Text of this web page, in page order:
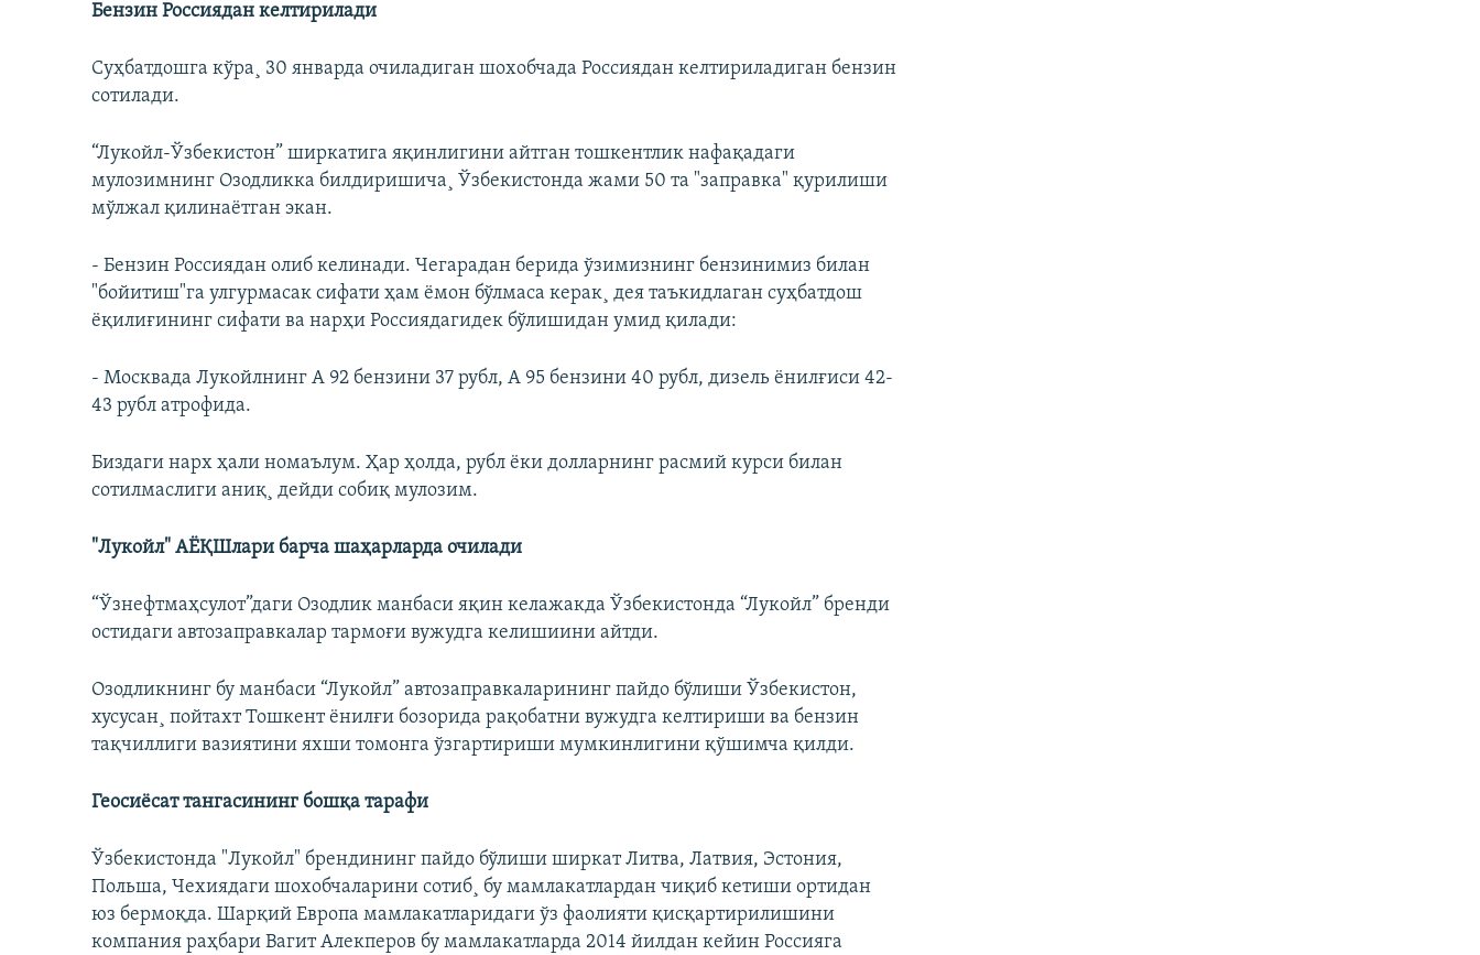
Бензин Россиядан келтирилади
Суҳбатдошга кўра¸ 30 январда очиладиган шохобчада Россиядан келтириладиган бензин
сотилади.
“Лукойл-Ўзбекистон” ширкатига яқинлигини айтган тошкентлик нафақадаги
мулозимнинг Озодликка билдиришича¸ Ўзбекистонда жами 50 та "заправка" қурилиши
мўлжал қилинаётган экан.
- Бензин Россиядан олиб келинади. Чегарадан берида ўзимизнинг бензинимиз билан
"бойитиш"га улгурмасак сифати ҳам ёмон бўлмаса керак¸ дея таъкидлаган суҳбатдош
ëқилиғининг сифати ва нарҳи Россиядагидек бўлишидан умид қилади:
- Москвада Лукойлнинг А 92 бензини 37 рубл, А 95 бензини 40 рубл, дизель ёнилғиси 42-
43 рубл атрофида.
Биздаги нарх ҳали номаълум. Ҳар ҳолда, рубл ёки долларнинг расмий курси билан
сотилмаслиги аниқ¸ дейди собиқ мулозим.
"Лукойл" АËҚШлари барча шаҳарларда очилади
“Ўзнефтмаҳсулот”даги Озодлик манбаси яқин келажакда Ўзбекистонда “Лукойл” бренди
остидаги автозаправкалар тармоғи вужудга келишиини айтди.
Озодликнинг бу манбаси “Лукойл” автозаправкаларининг пайдо бўлиши Ўзбекистон,
хусусан¸ пойтахт Тошкент ëнилғи бозорида рақобатни вужудга келтириши ва бензин
тақчиллиги вазиятини яхши томонга ўзгартириши мумкинлигини қўшимча қилди.
Геосиëсат тангасининг бошқа тарафи
Ўзбекистонда "Лукойл" брендининг пайдо бўлиши ширкат Литва, Латвия, Эстония,
Польша, Чехиядаги шохобчаларини сотиб¸ бу мамлакатлардан чиқиб кетиши ортидан
юз бермоқда. Шарқий Европа мамлакатларидаги ўз фаолияти қисқартирилишини
компания раҳбари Вагит Алекперов бу мамлакатларда 2014 йилдан кейин Россияга